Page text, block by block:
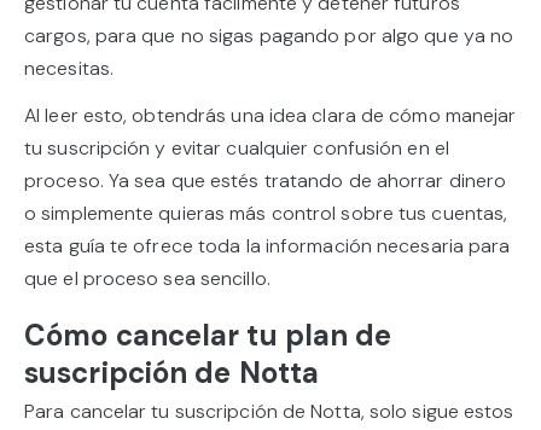
cargos, para que no sigas pagando por algo que ya no
necesitas.
Al leer esto, obtendrás una idea clara de cómo manejar
tu suscripción y evitar cualquier confusión en el
proceso. Ya sea que estés tratando de ahorrar dinero
o simplemente quieras más control sobre tus cuentas,
esta guía te ofrece toda la información necesaria para
que el proceso sea sencillo.
Cómo cancelar tu plan de
suscripción de Notta
Para cancelar tu suscripción de Notta, solo sigue estos